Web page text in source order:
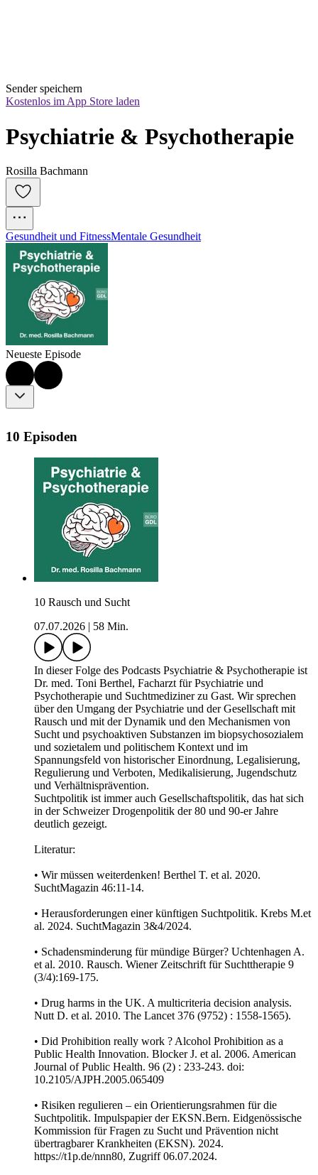
Sender speichern
Kostenlos im App Store laden
Psychiatrie & Psychotherapie
Rosilla Bachmann
Gesundheit und FitnessMentale Gesundheit
Neueste Episode
10 Episoden
10 Rausch und Sucht
07.07.2026
58 Min.
In dieser Folge des Podcasts Psychiatrie & Psychotherapie ist
Dr. med. Toni Berthel, Facharzt für Psychiatrie und
Psychotherapie und Suchtmediziner zu Gast. Wir sprechen
über den Umgang der Psychiatrie und der Gesellschaft mit
Rausch und mit der Dynamik und den Mechanismen von
Sucht und psychoaktiven Substanzen im biopsychosozialem
und sozietalem und politischem Kontext und im
Spannungsfeld von historischer Einordnung, Legalisierung,
Regulierung und Verboten, Medikalisierung, Jugendschutz
und Verhältnisprävention.
Suchtpolitik ist immer auch Gesellschaftspolitik, das hat sich
in der Schweizer Drogenpolitik der 80 und 90-er Jahre
deutlich gezeigt.
Literatur:
• Wir müssen weiterdenken! Berthel T. et al. 2020.
SuchtMagazin 46:11-14.
• Herausforderungen einer künftigen Suchtpolitik. Krebs M.et
al. 2024. SuchtMagazin 3&4/2024.
• Schadensminderung für mündige Bürger? Uchtenhagen A.
et al. 2010. Rausch. Wiener Zeitschrift für Suchttherapie 9
(3/4):169-175.
• Drug harms in the UK. A multicriteria decision analysis.
Nutt D. et al. 2010. The Lancet 376 (9752) : 1558-1565).
• Did Prohibition really work ? Alcohol Prohibition as a
Public Health Innovation. Blocker J. et al. 2006. American
Journal of Public Health. 96 (2) : 233-243. doi:
10.2105/AJPH.2005.065409
• Risiken regulieren – ein Orientierungsrahmen für die
Suchtpolitik. Impulspapier der EKSN.Bern. Eidgenössische
Kommission für Fragen zu Sucht und Prävention nicht
übertragbarer Krankheiten (EKSN). 2024.
https://t1p.de/nnn80, Zugriff 06.07.2024.